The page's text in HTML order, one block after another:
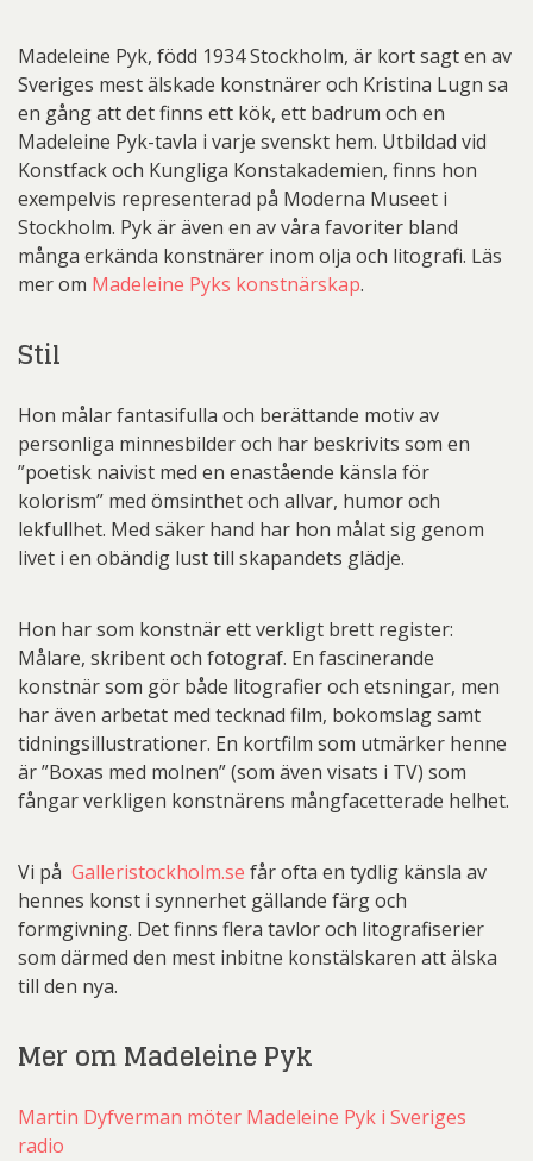
Madeleine Pyk, född 1934 Stockholm, är kort sagt en av
Sveriges mest älskade konstnärer och Kristina Lugn sa
en gång att det finns ett kök, ett badrum och en
Madeleine Pyk-tavla i varje svenskt hem. Utbildad vid
Konstfack och Kungliga Konstakademien, finns hon
exempelvis representerad på Moderna Museet i
Stockholm. Pyk är även en av våra favoriter bland
många erkända konstnärer inom olja och litografi. Läs
mer om Madeleine Pyks konstnärskap.
Stil
Hon målar fantasifulla och berättande motiv av
personliga minnesbilder och har beskrivits som en
”poetisk naivist med en enastående känsla för
kolorism” med ömsinthet och allvar, humor och
lekfullhet. Med säker hand har hon målat sig genom
livet i en obändig lust till skapandets glädje.
Hon har som konstnär ett verkligt brett register:
Målare, skribent och fotograf. En fascinerande
konstnär som gör både litografier och etsningar, men
har även arbetat med tecknad film, bokomslag samt
tidningsillustrationer. En kortfilm som utmärker henne
är ”Boxas med molnen” (som även visats i TV) som
fångar verkligen konstnärens mångfacetterade helhet.
Vi på Galleristockholm.se får ofta en tydlig känsla av
hennes konst i synnerhet gällande färg och
formgivning. Det finns flera tavlor och litografiserier
som därmed den mest inbitne konstälskaren att älska
till den nya.
Mer om Madeleine Pyk
Martin Dyfverman möter Madeleine Pyk i Sveriges
radio